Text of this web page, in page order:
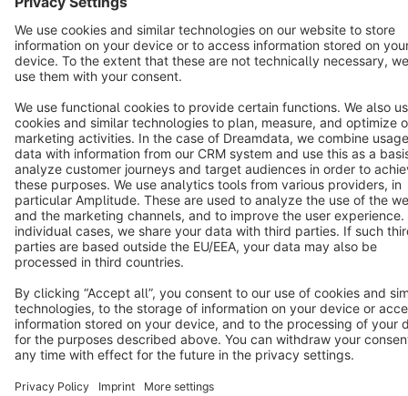
Copyright © shopware AG - All rights reserved
Notice: * All prices are quoted net of the statutory value-added tax